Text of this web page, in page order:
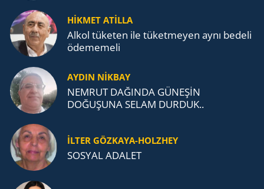
TEŞKİLATI’NA UZANAN MİRASI
HİKMET ATİLLA
Alkol tü­ke­ten ile tü­ket­me­yen aynı be­de­li
öde­me­me­li
AYDIN NİKBAY
NEMRUT DAĞINDA GÜNEŞİN
DOĞUŞUNA SELAM DURDUK..
İLTER GÖZKAYA-HOLZHEY
SOSYAL ADALET